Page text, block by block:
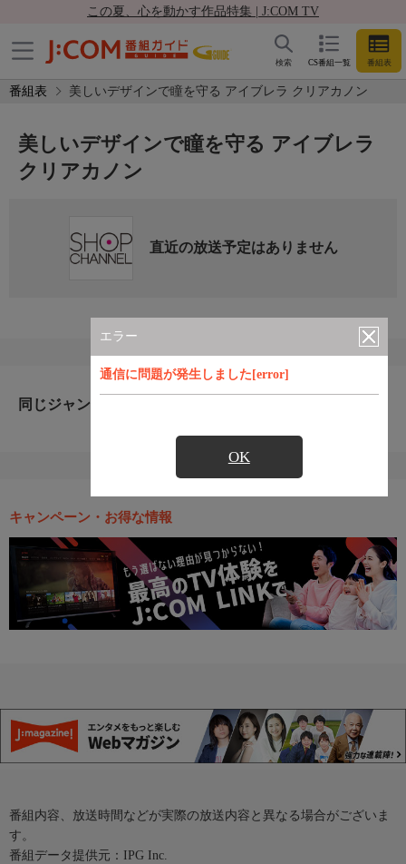
この夏、心を動かす作品特集 | J:COM TV
CS番組一覧 番組表
検索
番組表 美しいデザインで瞳を守る アイブレラ クリアカノン
エラー
通信に問題が発生しました[error]
OK
美しいデザインで瞳を守る アイブレラ
クリアカノン
直近の放送予定はありません
同じジャンルのおすすめ番組
キャンペーン・お得な情報
番組内容、放送時間などが実際の放送内容と異なる場合がございま
す。
番組データ提供元：IPG Inc.